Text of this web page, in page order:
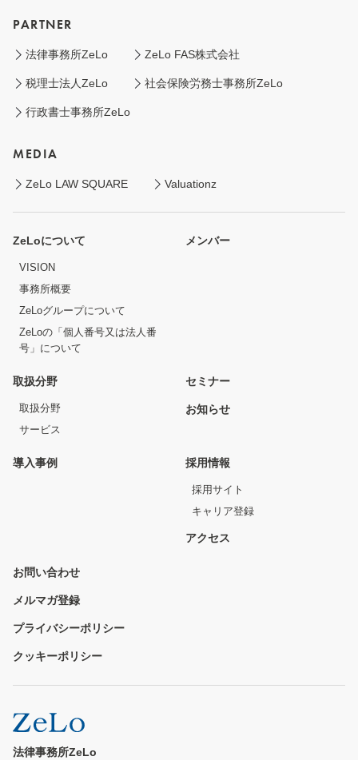
PARTNER
法律事務所ZeLo ZeLo FAS株式会社
税理士法人ZeLo 社会保険労務士事務所ZeLo
行政書士事務所ZeLo
MEDIA
ZeLo LAW SQUARE Valuationz
ZeLoについて
VISION
事務所概要
ZeLoグループについて
ZeLoの「個人番号又は法人番
号」について
メンバー
取扱分野
取扱分野
サービス
セミナー
お知らせ
導入事例 採用情報
採用サイト
キャリア登録
アクセス
お問い合わせ
メルマガ登録
プライバシーポリシー
クッキーポリシー
法律事務所ZeLo